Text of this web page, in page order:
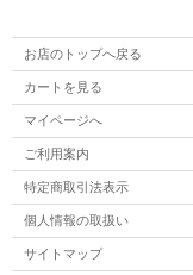
お店のトップへ戻る
カートを見る
マイページへ
ご利用案内
特定商取引法表示
個人情報の取扱い
サイトマップ